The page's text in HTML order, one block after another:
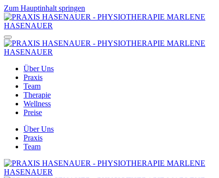
Zum Hauptinhalt springen
Über Uns
Praxis
Team
Therapie
Wellness
Preise
Über Uns
Praxis
Team